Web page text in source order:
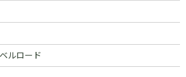
ルロード